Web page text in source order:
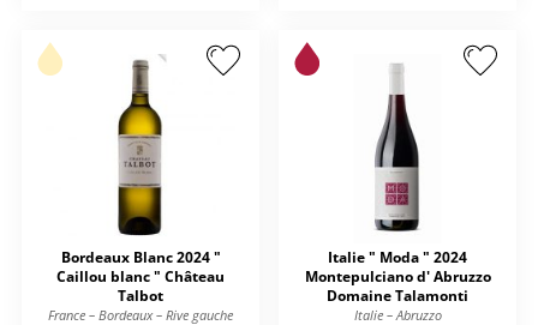
Bordeaux Blanc 2024 "
Caillou blanc " Château
Talbot
France – Bordeaux – Rive gauche
Italie " Moda " 2024
Montepulciano d' Abruzzo
Domaine Talamonti
Italie – Abruzzo